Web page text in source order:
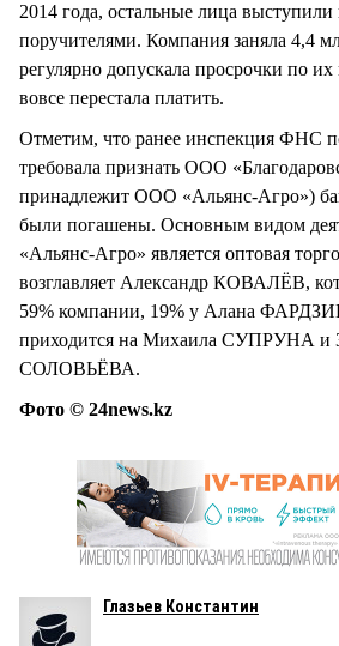
2014 года, остальные лица
поручителями. Компания заняла 4,4
регулярно допускала просрочки по их
вовсе перестала платить.
Отметим, что ранее инспекция ФНС
требовала признать ООО
принадлежит ООО «Альянс-Агро»)
были погашены. Основным видом
«Альянс-Агро» является оптовая
возглавляет Александр КОВАЛЁВ,
59% компании, 19% у Алана
приходится на Михаила СУПРУНА и
СОЛОВЬЁВА.
Фото © 24news.kz
Глазьев Константин